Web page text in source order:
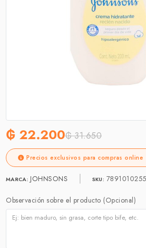
₲ 22.200₲ 31.650
Precios exclusivos para compras online
MARCA: JOHNSONS SKU:
Observación sobre el producto (Opcional)